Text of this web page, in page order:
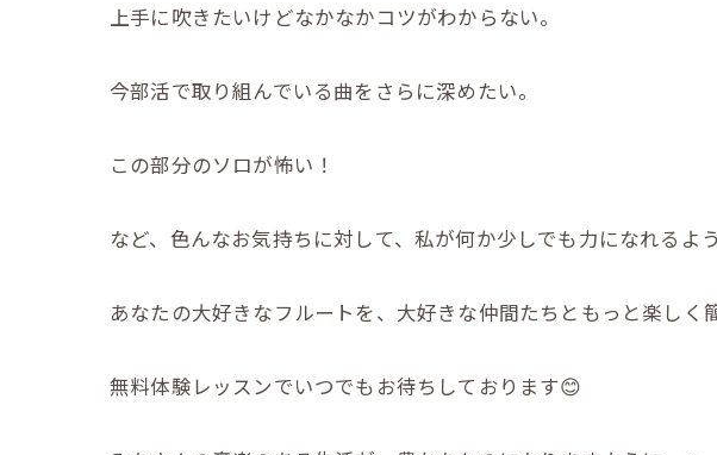
上手に吹きたいけどなかなかコツがわからない。
今部活で取り組んでいる曲をさらに深めたい。
この部分のソロが怖い！
など、色んなお気持ちに対して、私が何か少しでも力になれるよ
あなたの大好きなフルートを、大好きな仲間たちともっと楽し
無料体験レッスンでいつでもお待ちしております😊